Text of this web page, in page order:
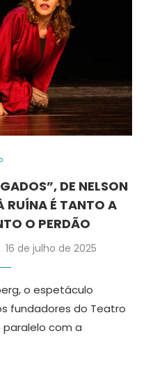
DE NELSON
RUÍNA É TANTO A
O PERDÃO
16 de julho de 2025
o espetáculo
fundadores do Teatro
com a